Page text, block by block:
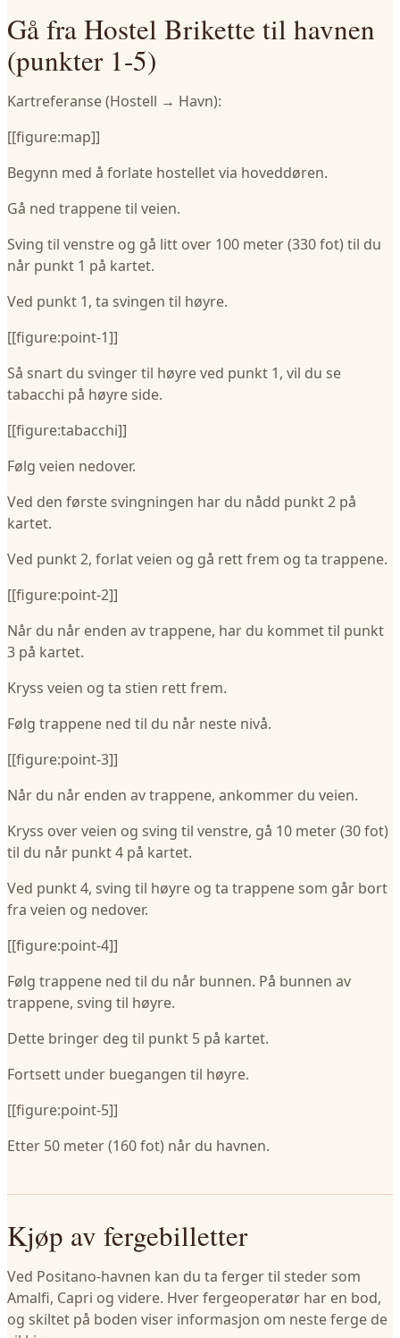
Gå fra Hostel Brikette til havnen
(punkter 1-5)
Kartreferanse (Hostell → Havn):
[[figure:map]]
Begynn med å forlate hostellet via hoveddøren.
Gå ned trappene til veien.
Sving til venstre og gå litt over 100 meter (330 fot) til du
når punkt 1 på kartet.
Ved punkt 1, ta svingen til høyre.
[[figure:point-1]]
Så snart du svinger til høyre ved punkt 1, vil du se
tabacchi på høyre side.
[[figure:tabacchi]]
Følg veien nedover.
Ved den første svingningen har du nådd punkt 2 på
kartet.
Ved punkt 2, forlat veien og gå rett frem og ta trappene.
[[figure:point-2]]
Når du når enden av trappene, har du kommet til punkt
3 på kartet.
Kryss veien og ta stien rett frem.
Følg trappene ned til du når neste nivå.
[[figure:point-3]]
Når du når enden av trappene, ankommer du veien.
Kryss over veien og sving til venstre, gå 10 meter (30 fot)
til du når punkt 4 på kartet.
Ved punkt 4, sving til høyre og ta trappene som går bort
fra veien og nedover.
[[figure:point-4]]
Følg trappene ned til du når bunnen. På bunnen av
trappene, sving til høyre.
Dette bringer deg til punkt 5 på kartet.
Fortsett under buegangen til høyre.
[[figure:point-5]]
Etter 50 meter (160 fot) når du havnen.
Kjøp av fergebilletter
Ved Positano-havnen kan du ta ferger til steder som
Amalfi, Capri og videre. Hver fergeoperatør har en bod,
og skiltet på boden viser informasjon om neste ferge de